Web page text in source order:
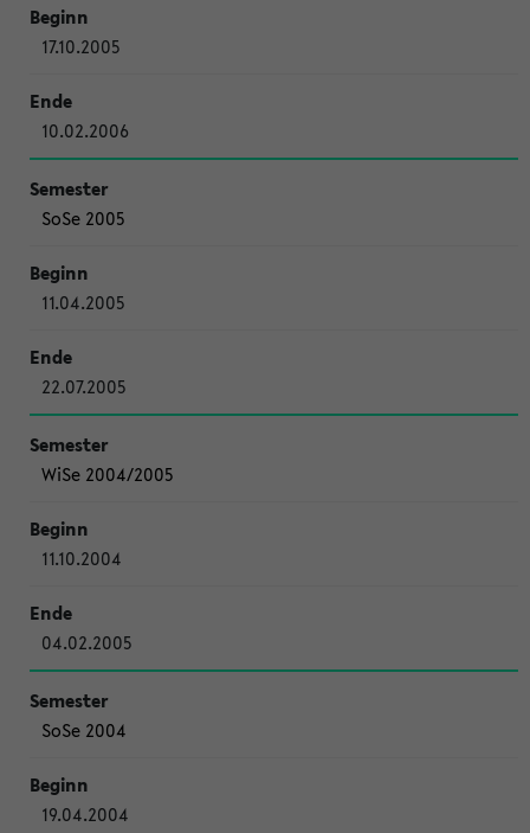
17.10.2005
10.02.2006
SoSe 2005
11.04.2005
22.07.2005
WiSe 2004/2005
11.10.2004
04.02.2005
SoSe 2004
19.04.2004